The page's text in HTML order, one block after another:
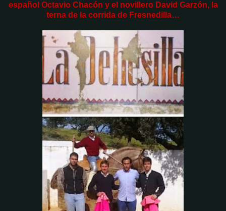
español Octavio Chacón y el novillero David Garzón, la
terna de la corrida de Fresnedilla…